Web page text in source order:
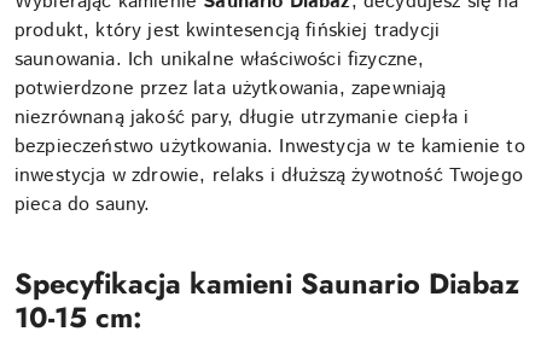
produkt, który jest kwintesencją fińskiej tradycji
saunowania. Ich unikalne właściwości fizyczne,
potwierdzone przez lata użytkowania, zapewniają
niezrównaną jakość pary, długie utrzymanie ciepła i
bezpieczeństwo użytkowania. Inwestycja w te kamienie to
inwestycja w zdrowie, relaks i dłuższą żywotność Twojego
pieca do sauny.
Specyfikacja kamieni Saunario Diabaz
10-15 cm: